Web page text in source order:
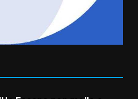
per la “Sagra
Spada” a Savelletri
07:32